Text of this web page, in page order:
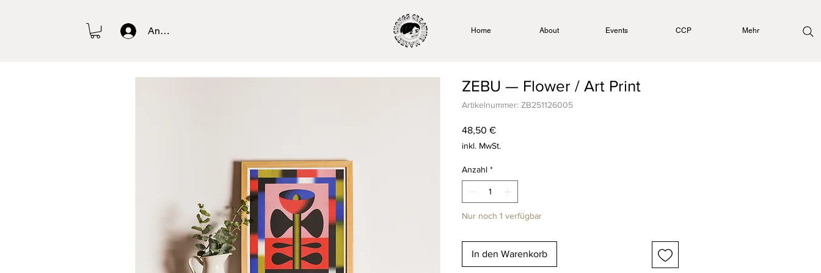
Anmelden Home About Events CCP Mehr
ZEBU — Flower / Art Print
Artikelnummer: ZB251126005
48,50 €Preis
inkl. MwSt.
Anzahl *
Nur noch 1 verfügbar
In den Warenkorb